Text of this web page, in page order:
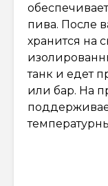
пива. После
хранится на
танк и едет
или бар. На